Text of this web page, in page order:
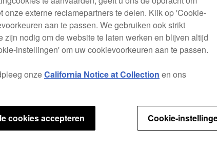
Deze 2-
Release FX,
met één druk
vier je 4
Specificaties
onze externe reclamepartners te delen. Klik op 'Cookie-
aan te passen. We gebruiken ook strikt
zijn nodig om de website te laten werken en blijven altijd
instellingen' om uw cookievoorkeuren aan te passen.
onzeCalifornia Notice at Collection en ons
Cookie-
cookies accepteren